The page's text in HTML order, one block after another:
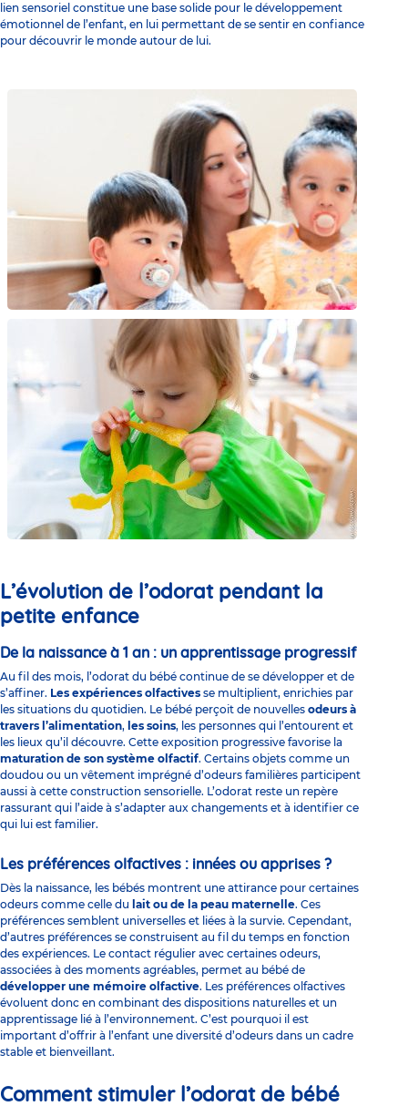
lien sensoriel constitue une base solide pour le développement
émotionnel de l’enfant, en lui permettant de se sentir en confiance
pour découvrir le monde autour de lui.
L’évolution de l’odorat pendant la
petite enfance
De la naissance à 1 an : un apprentissage progressif
Au fil des mois, l’odorat du bébé continue de se développer et de
s’affiner. Les expériences olfactives se multiplient, enrichies par
les situations du quotidien. Le bébé perçoit de nouvelles odeurs à
travers l’alimentation, les soins, les personnes qui l’entourent et
les lieux qu’il découvre. Cette exposition progressive favorise la
maturation de son système olfactif. Certains objets comme un
doudou ou un vêtement imprégné d’odeurs familières participent
aussi à cette construction sensorielle. L’odorat reste un repère
rassurant qui l’aide à s’adapter aux changements et à identifier ce
qui lui est familier.
Les préférences olfactives : innées ou apprises ?
Dès la naissance, les bébés montrent une attirance pour certaines
odeurs comme celle du lait ou de la peau maternelle. Ces
préférences semblent universelles et liées à la survie. Cependant,
d’autres préférences se construisent au fil du temps en fonction
des expériences. Le contact régulier avec certaines odeurs,
associées à des moments agréables, permet au bébé de
développer une mémoire olfactive. Les préférences olfactives
évoluent donc en combinant des dispositions naturelles et un
apprentissage lié à l’environnement. C’est pourquoi il est
important d’offrir à l’enfant une diversité d’odeurs dans un cadre
stable et bienveillant.
Comment stimuler l’odorat de bébé